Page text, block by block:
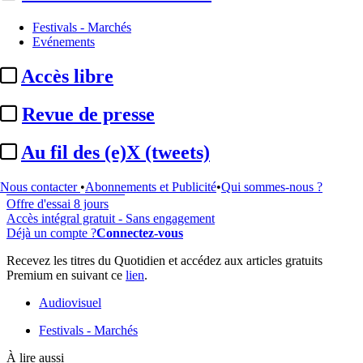
Festivals - Marchés
Evénements
Accès libre
Revue de presse
Au fil des (e)X (tweets)
Nous contacter •Abonnements et Publicité•Qui sommes-nous ?
Cet article est réservé à nos abonnés
97% reste à lire
Pour accéder à cet article, à l'ensemble du site, découvrez nos
formules d'abonnement.
S'abonner à Satellifacts
Offre d'essai 8 jours
Accès intégral gratuit - Sans engagement
Déjà un compte ?Connectez-vous
Recevez les titres du Quotidien et accédez aux articles gratuits
Premium en suivant ce lien.
Audiovisuel
Festivals - Marchés
À lire aussi